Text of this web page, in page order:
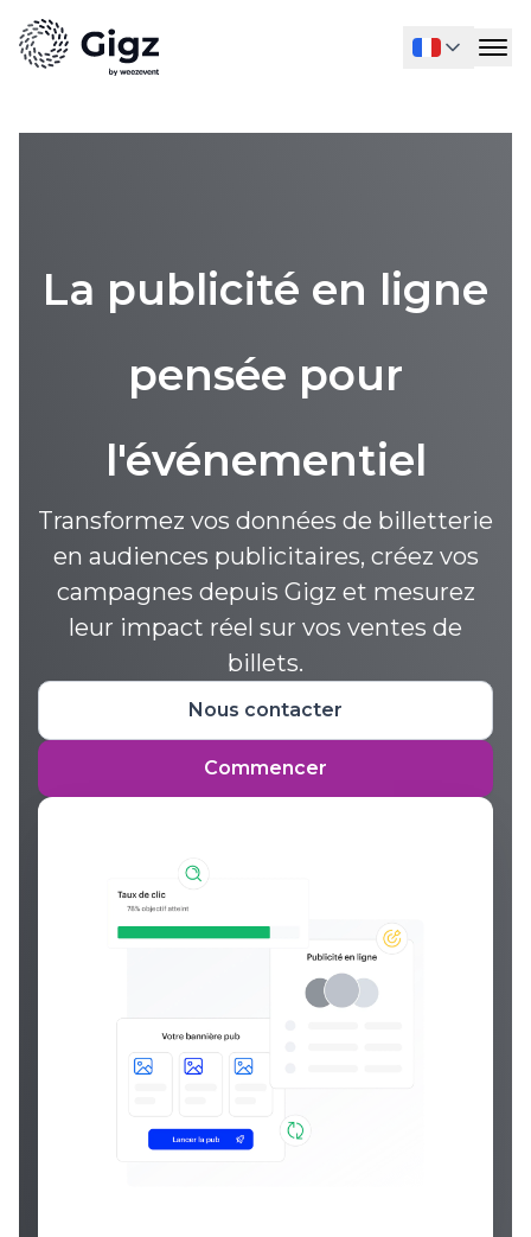
La publicité en ligne
pensée pour
l'événementiel
Transformez vos données de billetterie
en audiences publicitaires, créez vos
campagnes depuis Gigz et mesurez
leur impact réel sur vos ventes de
billets.
Nous contacter
Commencer